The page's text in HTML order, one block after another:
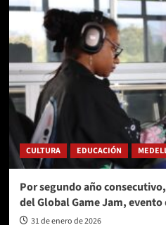
CULTURA EDUCACIÓN
Por segundo año
del Global Game Jam,
31 de enero de 2026